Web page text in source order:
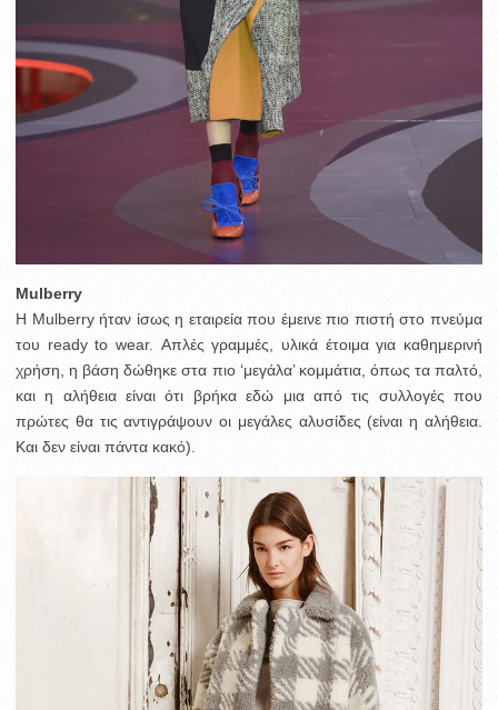
Mulberry
H Mulberry ήταν ίσως η εταιρεία που έμεινε πιο πιστή στο πνεύμα
του ready to wear. Απλές γραμμές, υλικά έτοιμα για καθημερινή
χρήση, η βάση δώθηκε στα πιο ‘μεγάλα’ κομμάτια, όπως τα παλτό,
και η αλήθεια είναι ότι βρήκα εδώ μια από τις συλλογές που
πρώτες θα τις αντιγράψουν οι μεγάλες αλυσίδες (είναι η αλήθεια.
Και δεν είναι πάντα κακό).